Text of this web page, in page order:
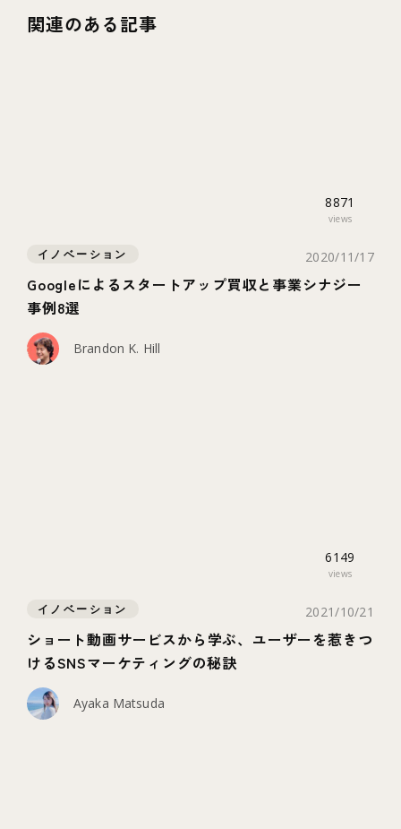
関連のある記事
8871
views
イノベーション 2020/11/17
Googleによるスタートアップ買収と事業シナジー
事例8選
Brandon K. Hill
6149
views
イノベーション 2021/10/21
ショート動画サービスから学ぶ、ユーザーを惹きつ
けるSNSマーケティングの秘訣
Ayaka Matsuda